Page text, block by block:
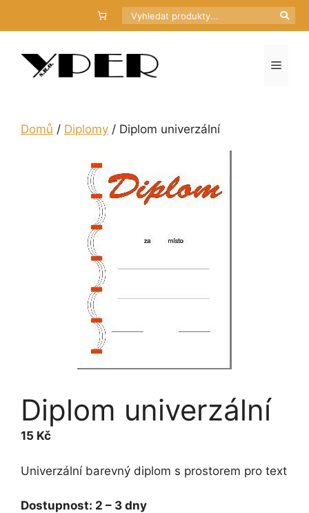
Hledat
Menu
Domů / Diplomy / Diplom univerzální
Diplom univerzální
15 Kč
Univerzální barevný diplom s prostorem pro text
Dostupnost: 2 – 3 dny